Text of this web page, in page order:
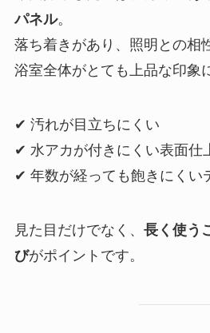
パネル。
落ち着きがあり、照明との相
浴室全体がとても上品な印象
✔ 汚れが目立ちにくい
✔ 水アカが付きにくい表面仕
✔ 年数が経っても飽きにくい
見た目だけでなく、 長く使う
びがポイントです。